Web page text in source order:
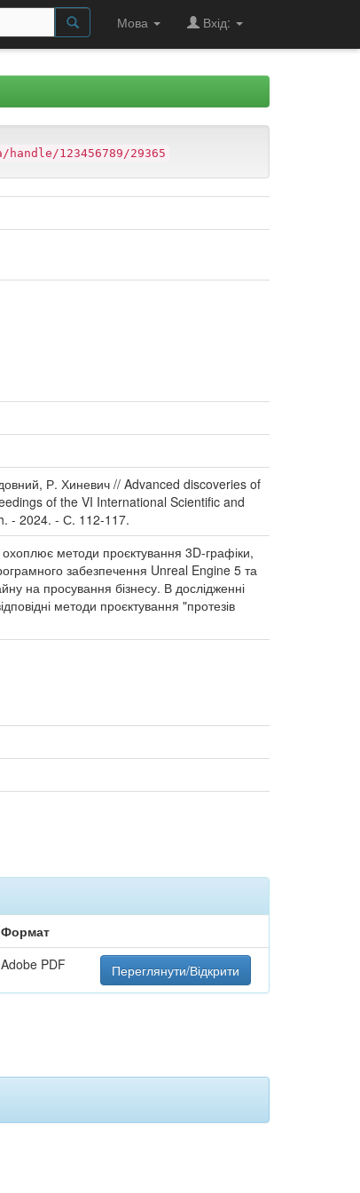
Мова Вхід:
123456789/29365
Р. Хиневич // Advanced discoveries of
of the VI International Scientific and
- 2024. - С. 112-117.
охоплює методи проєктування 3D-графіки,
забезпечення Unreal Engine 5 та
на просування бізнесу. В дослідженні
методи проєктування "протезів
Формат
Adobe PDF Переглянути/Відкрити